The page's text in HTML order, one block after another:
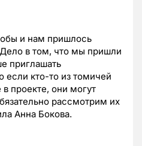
и нам пришлось
Дело в том, что мы пришли
приглашать
кто-то из томичей
в проекте, они могут
рассмотрим их
Анна Бокова.